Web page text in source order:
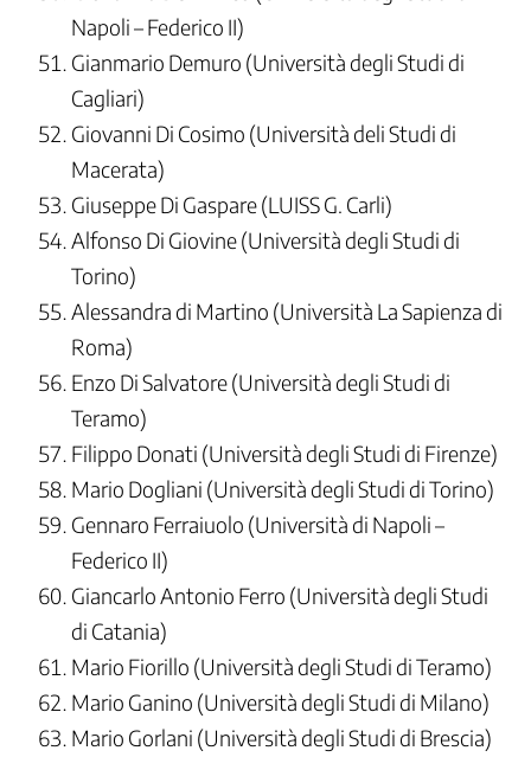
Napoli – Federico II)
Gianmario Demuro (Università degli Studi di
Cagliari)
Giovanni Di Cosimo (Università deli Studi di
Macerata)
Giuseppe Di Gaspare (LUISS G. Carli)
Alfonso Di Giovine (Università degli Studi di
Torino)
Alessandra di Martino (Università La Sapienza di
Roma)
Enzo Di Salvatore (Università degli Studi di
Teramo)
Filippo Donati (Università degli Studi di Firenze)
Mario Dogliani (Università degli Studi di Torino)
Gennaro Ferraiuolo (Università di Napoli –
Federico II)
Giancarlo Antonio Ferro (Università degli Studi
di Catania)
Mario Fiorillo (Università degli Studi di Teramo)
Mario Ganino (Università degli Studi di Milano)
Mario Gorlani (Università degli Studi di Brescia)